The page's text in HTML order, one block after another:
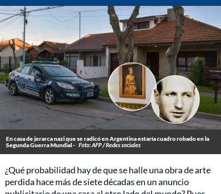
En casa de jerarca nazi que se radicó en Argentina estaría cuadro robado en la
Segunda Guerra Mundial - Foto: AFP / Redes sociales
¿Qué probabilidad hay de que se halle una obra de arte
perdida hace más de siete décadas en un anuncio